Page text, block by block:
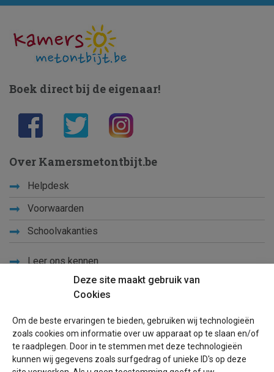
Deze site maakt gebruik van
Cookies
Om de beste ervaringen te bieden, gebruiken wij technologieën
zoals cookies om informatie over uw apparaat op te slaan en/of
te raadplegen. Door in te stemmen met deze technologieën
kunnen wij gegevens zoals surfgedrag of unieke ID's op deze
Boek direct bij de eigenaar!
Over Kamersmetontbijt.be
Helpdesk
Voorwaarden
Schoolvakanties
Leer ons kennen
Sitemap
Blog